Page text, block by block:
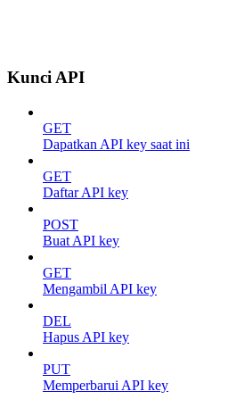
Kunci API
GET
Dapatkan API key saat ini
GET
Daftar API key
POST
Buat API key
GET
Mengambil API key
DEL
Hapus API key
PUT
Memperbarui API key